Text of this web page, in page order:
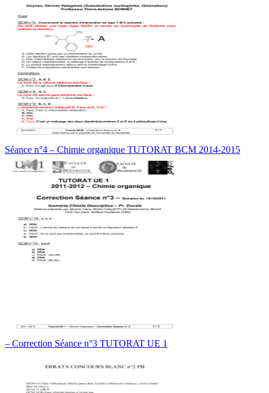
Séance n°4 – Chimie organique TUTORAT BCM 2014-2015
– Correction Séance n°3 TUTORAT UE 1